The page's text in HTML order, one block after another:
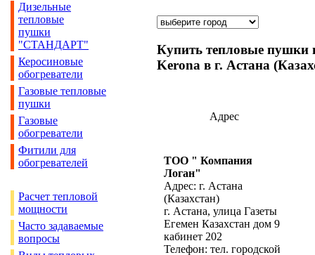
Дизельные
тепловые
пушки
"СТАНДАРТ"
Керосиновые
обогреватели
Газовые тепловые
пушки
Газовые
обогреватели
Фитили для
обогревателей
Расчет тепловой
мощности
Часто задаваемые
вопросы
Купить тепловые пушки
Kerona в г. Астана
Адрес
ТОО " Компания
Логан"
Адрес: г. Астана
(Казахстан)
г. Астана, улица Газеты
Егемен Казахстан дом 9
кабинет 202
Телефон: тел. городской